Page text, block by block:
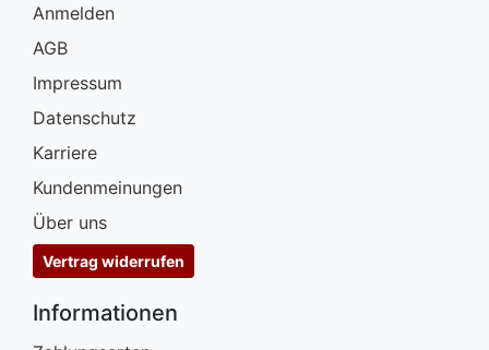
Anmelden
AGB
Impressum
Datenschutz
Karriere
Kundenmeinungen
Über uns
Vertrag widerrufen
Informationen